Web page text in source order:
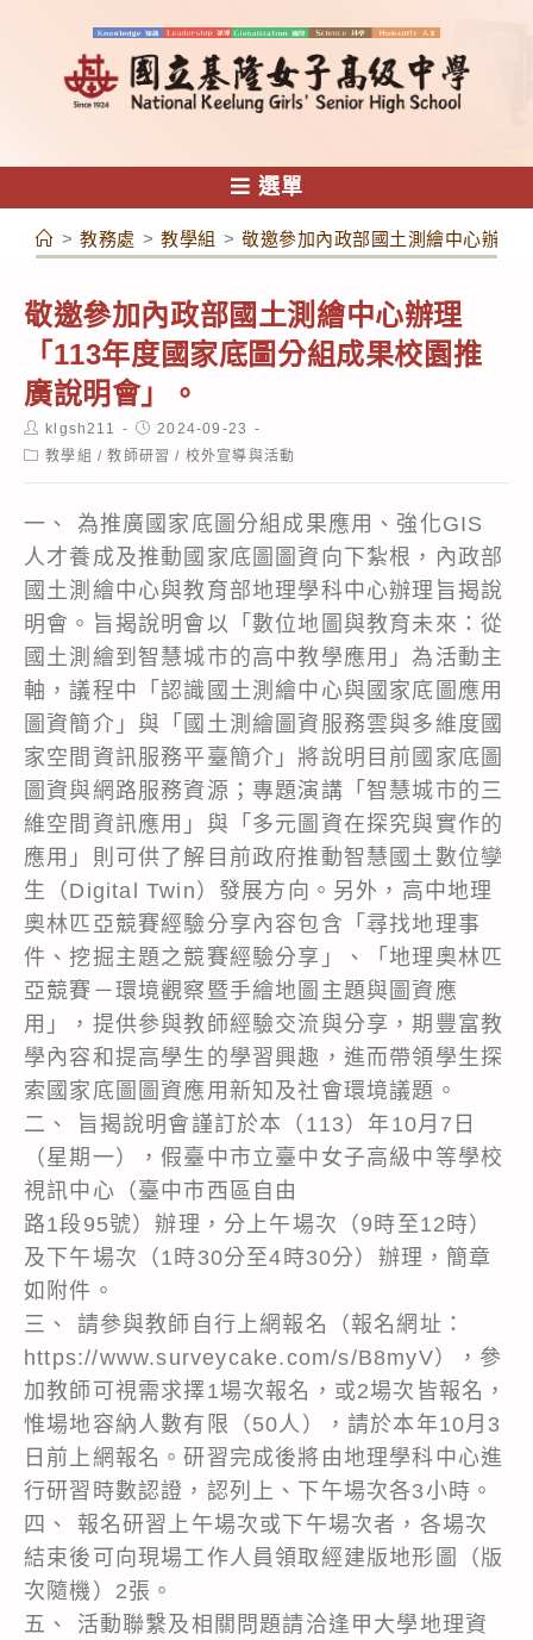
容
選單
> 教務處 > 教學組 > 敬邀參加內政部國土測繪中心辦理
敬邀參加內政部國土測繪中心辦理
「113年度國家底圖分組成果校園推
廣說明會」。
Post
author:
klgsh211
Post
published:
2024-09-23
Post教學組 / 教師研習 / 校外宣導與活動
一、 為推廣國家底圖分組成果應用、強化GIS
人才養成及推動國家底圖圖資向下紮根，內政部
國土測繪中心與教育部地理學科中心辦理旨揭說
明會。旨揭說明會以「數位地圖與教育未來：從
國土測繪到智慧城市的高中教學應用」為活動主
軸，議程中「認識國土測繪中心與國家底圖應用
圖資簡介」與「國土測繪圖資服務雲與多維度國
家空間資訊服務平臺簡介」將說明目前國家底圖
圖資與網路服務資源；專題演講「智慧城市的三
維空間資訊應用」與「多元圖資在探究與實作的
應用」則可供了解目前政府推動智慧國土數位孿
生（Digital Twin）發展方向。另外，高中地理
奧林匹亞競賽經驗分享內容包含「尋找地理事
件、挖掘主題之競賽經驗分享」、「地理奧林匹
亞競賽－環境觀察暨手繪地圖主題與圖資應
用」，提供參與教師經驗交流與分享，期豐富教
學內容和提高學生的學習興趣，進而帶領學生探
索國家底圖圖資應用新知及社會環境議題。
二、 旨揭說明會謹訂於本（113）年10月7日
（星期一），假臺中市立臺中女子高級中等學校
視訊中心（臺中市西區自由
路1段95號）辦理，分上午場次（9時至12時）
及下午場次（1時30分至4時30分）辦理，簡章
如附件。
三、 請參與教師自行上網報名（報名網址：
https://www.surveycake.com/s/B8myV），參
加教師可視需求擇1場次報名，或2場次皆報名，
惟場地容納人數有限（50人），請於本年10月3
日前上網報名。研習完成後將由地理學科中心進
行研習時數認證，認列上、下午場次各3小時。
四、 報名研習上午場次或下午場次者，各場次
結束後可向現場工作人員領取經建版地形圖（版
次隨機）2張。
五、 活動聯繫及相關問題請洽逢甲大學地理資